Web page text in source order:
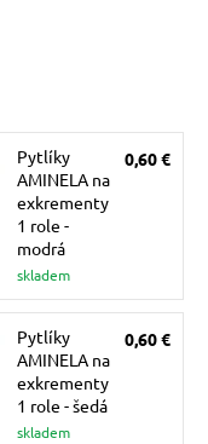
Pytlíky
AMINELA na
exkrementy
1 role -
modrá
skladem
0,60 €
Pytlíky
AMINELA na
exkrementy
1 role - šedá
skladem
0,60 €